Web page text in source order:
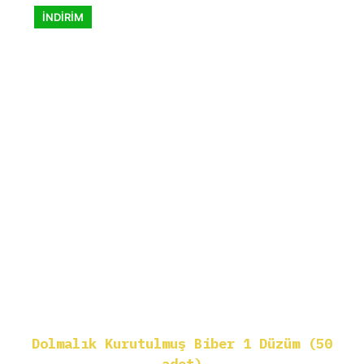
İNDİRİM
Dolmalık Kurutulmuş Biber 1 Düzüm (50